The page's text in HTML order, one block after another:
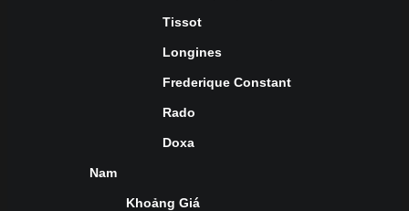
Tissot
Longines
Frederique Constant
Rado
Doxa
Nam
Khoảng Giá